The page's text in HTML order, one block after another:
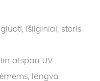
išilginiai, storis
itin atspari UV
lengva